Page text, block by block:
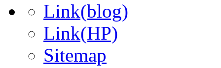
Link(blog)
Link(HP)
Sitemap